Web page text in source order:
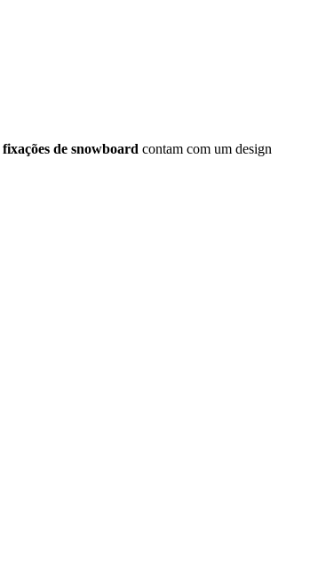
fixações de snowboard contam com um design